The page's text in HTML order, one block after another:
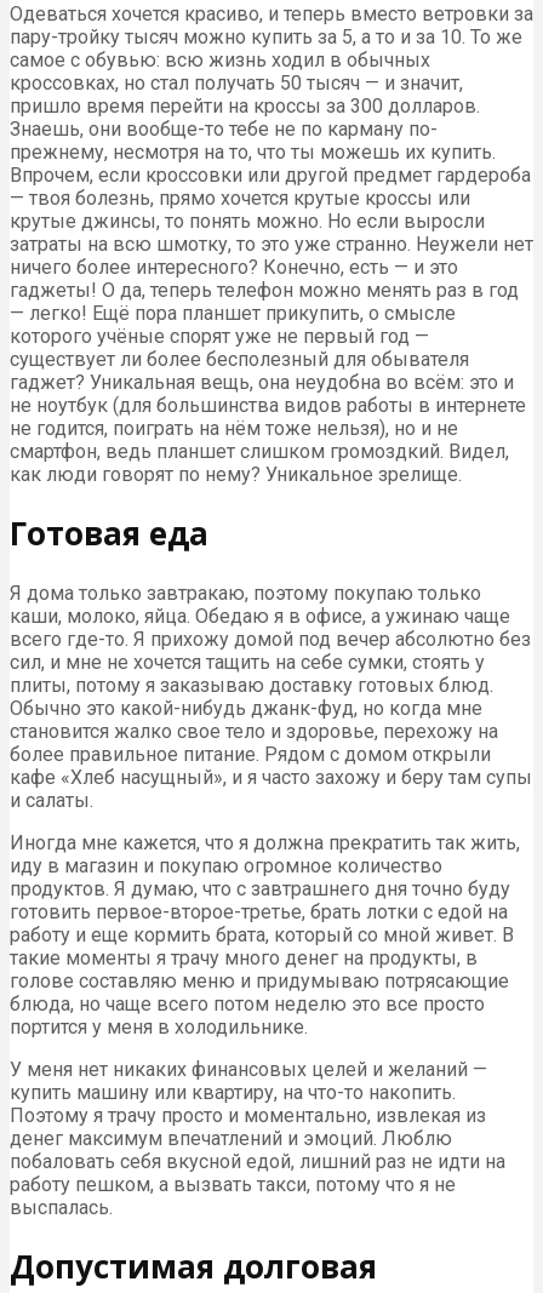
Одеваться хочется красиво, и теперь вместо ветровки за
пару-тройку тысяч можно купить за 5, а то и за 10. То же
самое с обувью: всю жизнь ходил в обычных
кроссовках, но стал получать 50 тысяч — и значит,
пришло время перейти на кроссы за 300 долларов.
Знаешь, они вообще-то тебе не по карману по-
прежнему, несмотря на то, что ты можешь их купить.
Впрочем, если кроссовки или другой предмет гардероба
— твоя болезнь, прямо хочется крутые кроссы или
крутые джинсы, то понять можно. Но если выросли
затраты на всю шмотку, то это уже странно. Неужели нет
ничего более интересного? Конечно, есть — и это
гаджеты! О да, теперь телефон можно менять раз в год
— легко! Ещё пора планшет прикупить, о смысле
которого учёные спорят уже не первый год —
существует ли более бесполезный для обывателя
гаджет? Уникальная вещь, она неудобна во всём: это и
не ноутбук (для большинства видов работы в интернете
не годится, поиграть на нём тоже нельзя), но и не
смартфон, ведь планшет слишком громоздкий. Видел,
как люди говорят по нему? Уникальное зрелище.
Готовая еда
Я дома только завтракаю, поэтому покупаю только
каши, молоко, яйца. Обедаю я в офисе, а ужинаю чаще
всего где-то. Я прихожу домой под вечер абсолютно без
сил, и мне не хочется тащить на себе сумки, стоять у
плиты, потому я заказываю доставку готовых блюд.
Обычно это какой-нибудь джанк-фуд, но когда мне
становится жалко свое тело и здоровье, перехожу на
более правильное питание. Рядом с домом открыли
кафе «Хлеб насущный», и я часто захожу и беру там супы
и салаты.
Иногда мне кажется, что я должна прекратить так жить,
иду в магазин и покупаю огромное количество
продуктов. Я думаю, что с завтрашнего дня точно буду
готовить первое-второе-третье, брать лотки с едой на
работу и еще кормить брата, который со мной живет. В
такие моменты я трачу много денег на продукты, в
голове составляю меню и придумываю потрясающие
блюда, но чаще всего потом неделю это все просто
портится у меня в холодильнике.
У меня нет никаких финансовых целей и желаний —
купить машину или квартиру, на что-то накопить.
Поэтому я трачу просто и моментально, извлекая из
денег максимум впечатлений и эмоций. Люблю
побаловать себя вкусной едой, лишний раз не идти на
работу пешком, а вызвать такси, потому что я не
выспалась.
Допустимая долговая